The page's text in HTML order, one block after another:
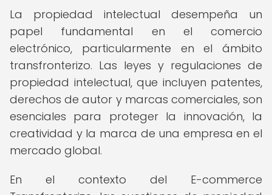
La propiedad intelectual desempeña un
papel fundamental en el comercio
electrónico, particularmente en el ámbito
transfronterizo. Las leyes y regulaciones de
propiedad intelectual, que incluyen patentes,
derechos de autor y marcas comerciales, son
esenciales para proteger la innovación, la
creatividad y la marca de una empresa en el
mercado global.
En el contexto del E-commerce